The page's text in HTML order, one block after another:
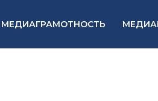
МЕДИАГРАМОТНОСТЬ